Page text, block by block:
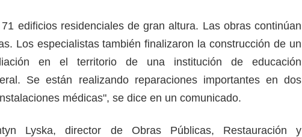
edificios residenciales de gran altura. Las obras continúan
Los especialistas también finalizaron la construcción de un
en el territorio de una institución de educación
Se están realizando reparaciones importantes en dos
médicas", se dice en un comunicado.
Lyska, director de Obras Públicas, Restauración y